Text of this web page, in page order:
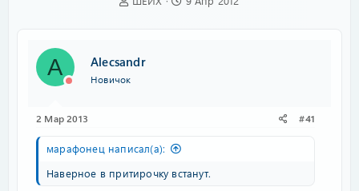
р
A Alecsandr
Новичок
2 Мар 2013 #41
марафонец написал(а):
Наверное в притирочку встанут.